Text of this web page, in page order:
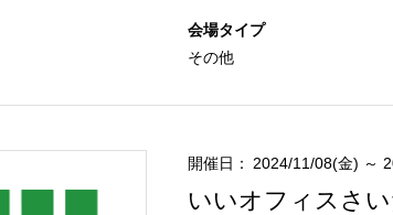
会場タイプ
その他
開催日： 2024/11/08(金) ～
いいオフィスさ